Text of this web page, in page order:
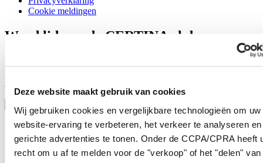
Deze website maakt gebruik van cookies
Wij gebruiken cookies en vergelijkbare technologieën om uw
website-ervaring te verbeteren, het verkeer te analyseren en
gerichte advertenties te tonen. Onder de CCPA/CPRA heeft
recht om u af te melden voor de "verkoop" of het "delen" van
Cookie meldingen
Word lid van de CERTINA club
Meld je aan en ontvang exclusieve aanbiedingen en
productrecensies
Selecteer een land/regio
Austria
Belgium
Dutch
Français